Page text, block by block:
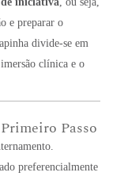
e preparar o
divide-se em
clínica e o
Passo
preferencialmente